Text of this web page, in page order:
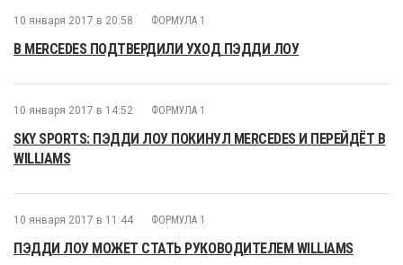
10 января 2017 в 20:58 ФОРМУЛА 1
В MERCEDES ПОДТВЕРДИЛИ УХОД ПЭДДИ ЛОУ
10 января 2017 в 14:52 ФОРМУЛА 1
SKY SPORTS: ПЭДДИ ЛОУ ПОКИНУЛ MERCEDES И ПЕРЕЙДЁТ В
WILLIAMS
10 января 2017 в 11:44 ФОРМУЛА 1
ПЭДДИ ЛОУ МОЖЕТ СТАТЬ РУКОВОДИТЕЛЕМ WILLIAMS